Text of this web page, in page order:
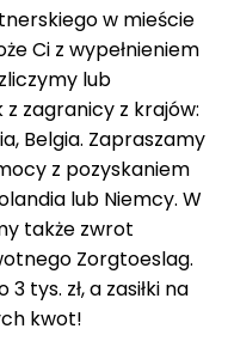
w mieście
Ci z wypełnieniem
lub
zagranicy z krajów:
Belgia. Zapraszamy
z pozyskaniem
lub Niemcy. W
także zwrot
Zorgtoeslag.
tys. zł, a zasiłki na
kwot!